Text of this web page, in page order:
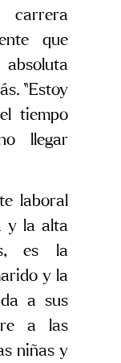
carrera
que
“Estoy
tiempo
llegar
laboral
y la alta
es la
y la
a sus
a las
niñas y